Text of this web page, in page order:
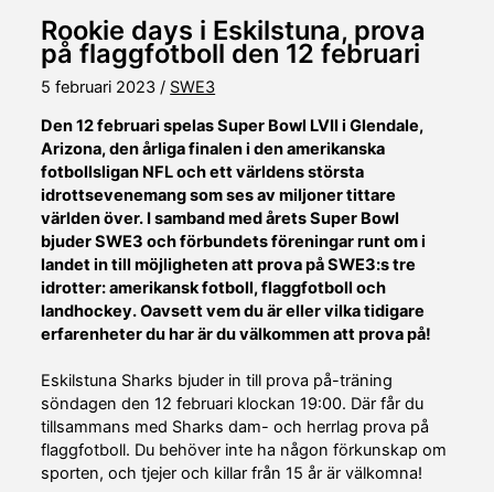
Rookie days i Eskilstuna, prova
på flaggfotboll den 12 februari
5 februari 2023/ SWE3
Den 12 februari spelas Super Bowl LVII i Glendale,
Arizona, den årliga finalen i den amerikanska
fotbollsligan NFL och ett världens största
idrottsevenemang som ses av miljoner tittare
världen över. I samband med årets Super Bowl
bjuder SWE3 och förbundets föreningar runt om i
landet in till möjligheten att prova på SWE3:s tre
idrotter: amerikansk fotboll, flaggfotboll och
landhockey. Oavsett vem du är eller vilka tidigare
erfarenheter du har är du välkommen att prova på!
Eskilstuna Sharks bjuder in till prova på-träning
söndagen den 12 februari klockan 19:00. Där får du
tillsammans med Sharks dam- och herrlag prova på
flaggfotboll. Du behöver inte ha någon förkunskap om
sporten, och tjejer och killar från 15 år är välkomna!